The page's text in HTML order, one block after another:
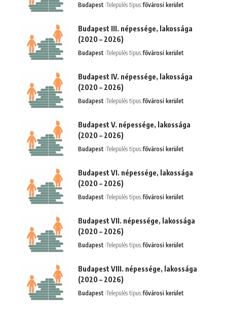
Budapest Település típus:fővárosi kerület
Budapest III. népessége, lakossága
(2020 – 2026)
Budapest Település típus:fővárosi kerület
Budapest IV. népessége, lakossága
(2020 – 2026)
Budapest Település típus:fővárosi kerület
Budapest V. népessége, lakossága
(2020 – 2026)
Budapest Település típus:fővárosi kerület
Budapest VI. népessége, lakossága
(2020 – 2026)
Budapest Település típus:fővárosi kerület
Budapest VII. népessége, lakossága
(2020 – 2026)
Budapest Település típus:fővárosi kerület
Budapest VIII. népessége, lakossága
(2020 – 2026)
Budapest Település típus:fővárosi kerület